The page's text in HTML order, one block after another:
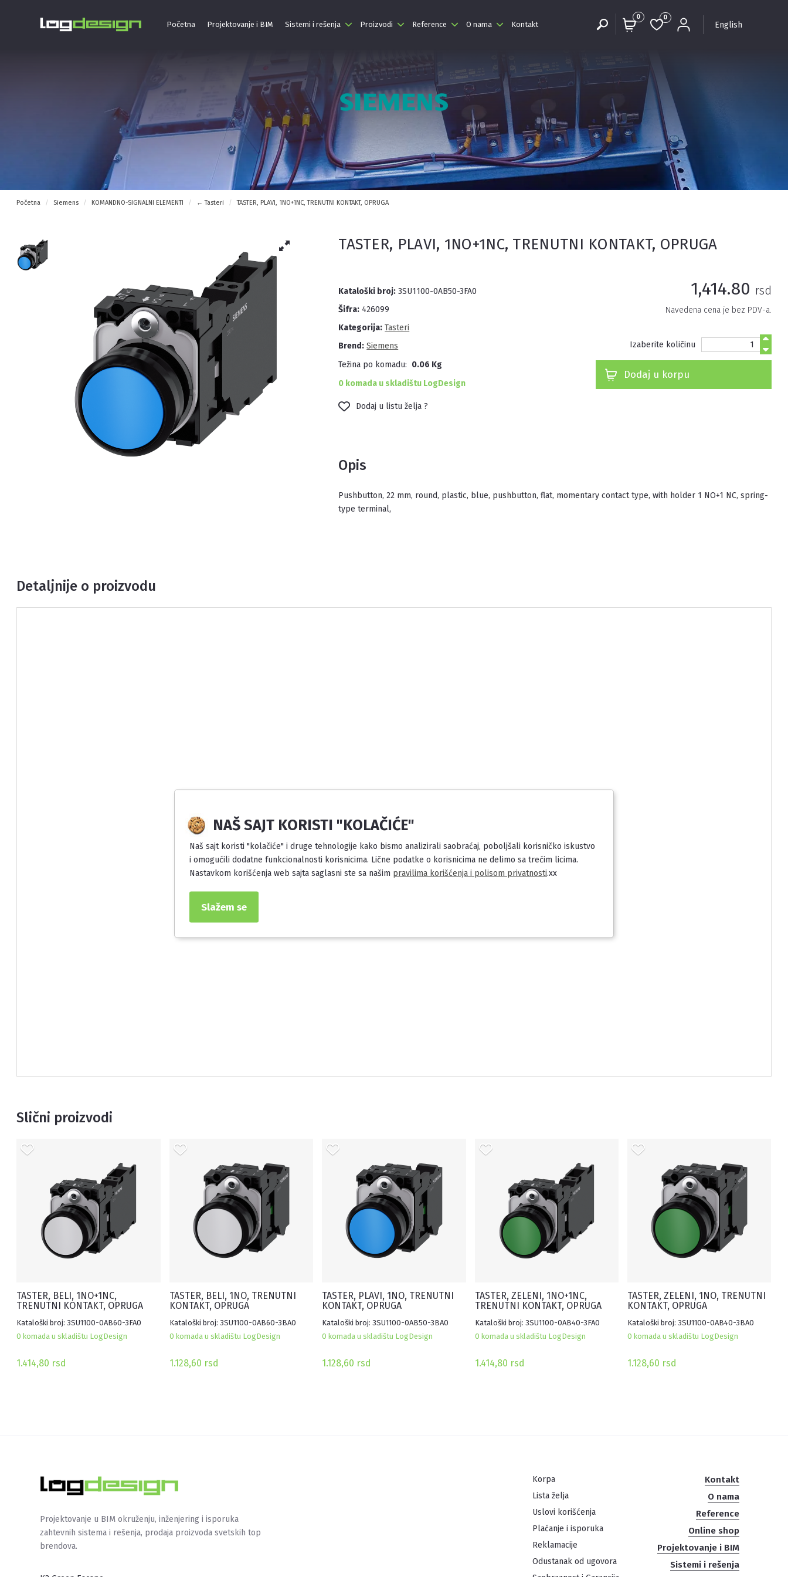
Početna Projektovanje i BIM Sistemi i rešenja Proizvodi Reference O nama Kontakt
0 0
English
Početna Siemens KOMANDNO-SIGNALNI ELEMENTI ← Tasteri TASTER, PLAVI, 1NO+1NC, TRENUTNI KONTAKT, OPRUGA
TASTER, PLAVI, 1NO+1NC, TRENUTNI KONTAKT, OPRUGA
Kataloški broj: 3SU1100-0AB50-3FA0
Šifra: 426099
Kategorija: Tasteri
Brend: Siemens
Težina po komadu: 0.06 Kg
0 komada u skladištu LogDesign
Dodaj u listu želja ?
1,414.80 rsd
Navedena cena je bez PDV-a.
Izaberite količinu
Dodaj u korpu
Opis
Pushbutton, 22 mm, round, plastic, blue, pushbutton, flat, momentary contact type, with holder 1 NO+1 NC, spring-
type terminal,
Detaljnije o proizvodu
Slični proizvodi
TASTER, BELI, 1NO+1NC,
TRENUTNI KONTAKT, OPRUGA
Kataloški broj: 3SU1100-0AB60-3FA0
0 komada u skladištu LogDesign
1.414,80 rsd
TASTER, BELI, 1NO, TRENUTNI
KONTAKT, OPRUGA
Kataloški broj: 3SU1100-0AB60-3BA0
0 komada u skladištu LogDesign
1.128,60 rsd
TASTER, PLAVI, 1NO, TRENUTNI
KONTAKT, OPRUGA
Kataloški broj: 3SU1100-0AB50-3BA0
0 komada u skladištu LogDesign
1.128,60 rsd
TASTER, ZELENI, 1NO+1NC,
TRENUTNI KONTAKT, OPRUGA
Kataloški broj: 3SU1100-0AB40-3FA0
0 komada u skladištu LogDesign
1.414,80 rsd
TASTER, ZELENI, 1NO, TRENUTNI
KONTAKT, OPRUGA
Kataloški broj: 3SU1100-0AB40-3BA0
0 komada u skladištu LogDesign
1.128,60 rsd
Projektovanje u BIM okruženju, inženjering i isporuka
zahtevnih sistema i rešenja, prodaja proizvoda svetskih top
brendova.
Korpa
Lista želja
Uslovi korišćenja
Plaćanje i isporuka
Reklamacije
Odustanak od ugovora
Kontakt
O nama
Reference
Online shop
Projektovanje i BIM
Sistemi i rešenja
NAŠ SAJT KORISTI "KOLAČIĆE"
Naš sajt koristi "kolačiće" i druge tehnologije kako bismo analizirali saobraćaj, poboljšali korisničko iskustvo
i omogućili dodatne funkcionalnosti korisnicima. Lične podatke o korisnicima ne delimo sa trećim licima.
Nastavkom korišćenja web sajta saglasni ste sa našim pravilima korišćenja i polisom privatnosti.xx
Slažem se